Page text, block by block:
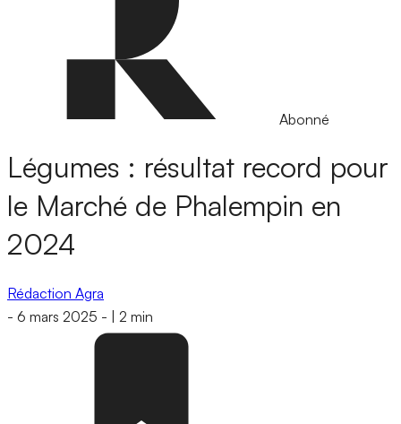
Abonné
Légumes : résultat record pour
le Marché de Phalempin en
2024
Rédaction Agra
- 6 mars 2025 - 2 min